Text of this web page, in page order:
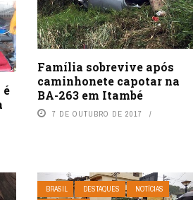
é
Família sobrevive após
caminhonete capotar na
BA-263 em Itambé
7 DE OUTUBRO DE 2017
BRASIL DESTAQUES
NOTÍCIAS